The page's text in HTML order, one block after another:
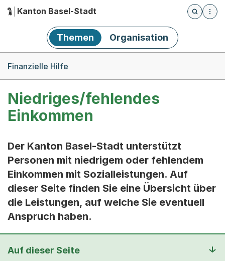
Hauptnavigation
Kanton Basel-Stadt
Öffnet
Themen Organisation
Finanzielle Hilfe
Niedriges/fehlendes
Einkommen
Der Kanton Basel-Stadt unterstützt
Personen mit niedrigem oder fehlendem
Einkommen mit Sozialleistungen. Auf
dieser Seite finden Sie eine Übersicht über
die Leistungen, auf welche Sie eventuell
Anspruch haben.
Auf dieser Seite